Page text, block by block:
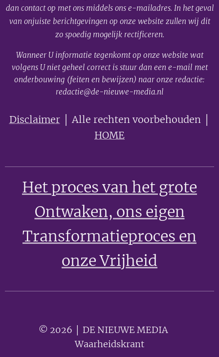
dan contact op met ons middels ons e-mailadres. In het geval
van onjuiste berichtgevingen op onze website zullen wij dit
zo spoedig mogelijk rectificeren.
Wanneer U informatie tegenkomt op onze website wat
volgens U niet geheel correct is stuur dan een e-mail met
onderbouwing (feiten en bewijzen) naar onze redactie:
redactie@de-nieuwe-media.nl
Disclaimer│ Alle rechten voorbehouden │
HOME
Het proces van het grote
Ontwaken, ons eigen
Transformatieproces en
onze Vrijheid
© 2026 │ DE NIEUWE MEDIA 🟣
Waarheidskrant